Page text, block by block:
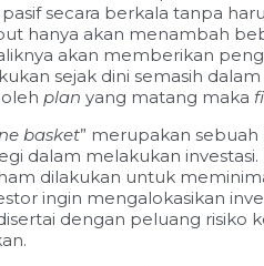
secara berkala tanpa
hanya akan menambah
akan memberikan
sejak dini semasih
plan yang matang maka
basket” merupakan
dalam melakukan
dilakukan untuk
ingin mengalokasikan
dengan peluang risiko